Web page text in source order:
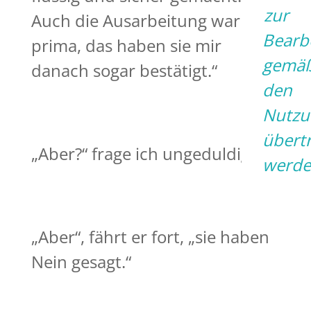
Auch die Ausarbeitung war
prima, das haben sie mir
danach sogar bestätigt.“
„Aber?“ frage ich ungeduldig.
„Aber“, fährt er fort, „sie haben
Nein gesagt.“
zur
den